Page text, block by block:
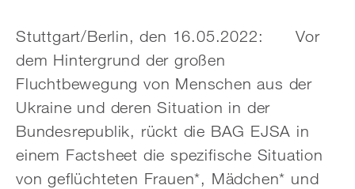
Stuttgart/Berlin, den 16.05.2022: Vor
dem Hintergrund der großen
Fluchtbewegung von Menschen aus der
Ukraine und deren Situation in der
Bundesrepublik, rückt die BAG EJSA in
einem Factsheet die spezifische Situation
von geflüchteten Frauen*, Mädchen* und